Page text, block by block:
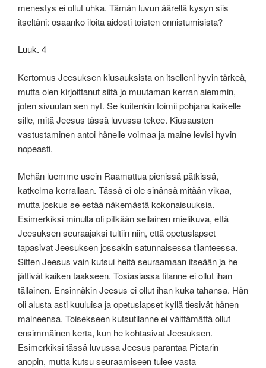
menestys ei ollut uhka. Tämän luvun äärellä kysyn siis
itseltäni: osaanko iloita aidosti toisten onnistumisista?
Luuk. 4
Kertomus Jeesuksen kiusauksista on itselleni hyvin tärkeä,
mutta olen kirjoittanut siitä jo muutaman kerran aiemmin,
joten sivuutan sen nyt. Se kuitenkin toimii pohjana kaikelle
sille, mitä Jeesus tässä luvussa tekee. Kiusausten
vastustaminen antoi hänelle voimaa ja maine levisi hyvin
nopeasti.
Mehän luemme usein Raamattua pienissä pätkissä,
katkelma kerrallaan. Tässä ei ole sinänsä mitään vikaa,
mutta joskus se estää näkemästä kokonaisuuksia.
Esimerkiksi minulla oli pitkään sellainen mielikuva, että
Jeesuksen seuraajaksi tultiin niin, että opetuslapset
tapasivat Jeesuksen jossakin satunnaisessa tilanteessa.
Sitten Jeesus vain kutsui heitä seuraamaan itseään ja he
jättivät kaiken taakseen. Tosiasiassa tilanne ei ollut ihan
tällainen. Ensinnäkin Jeesus ei ollut ihan kuka tahansa. Hän
oli alusta asti kuuluisa ja opetuslapset kyllä tiesivät hänen
maineensa. Toisekseen kutsutilanne ei välttämättä ollut
ensimmäinen kerta, kun he kohtasivat Jeesuksen.
Esimerkiksi tässä luvussa Jeesus parantaa Pietarin
anopin, mutta kutsu seuraamiseen tulee vasta